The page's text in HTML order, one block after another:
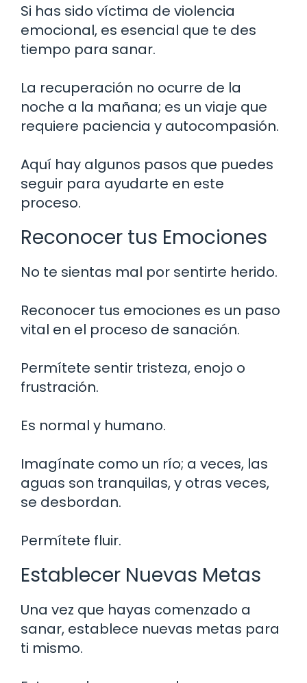
Si has sido víctima de violencia
emocional, es esencial que te des
tiempo para sanar.
La recuperación no ocurre de la
noche a la mañana; es un viaje que
requiere paciencia y autocompasión.
Aquí hay algunos pasos que puedes
seguir para ayudarte en este
proceso.
Reconocer tus Emociones
No te sientas mal por sentirte herido.
Reconocer tus emociones es un paso
vital en el proceso de sanación.
Permítete sentir tristeza, enojo o
frustración.
Es normal y humano.
Imagínate como un río; a veces, las
aguas son tranquilas, y otras veces,
se desbordan.
Permítete fluir.
Establecer Nuevas Metas
Una vez que hayas comenzado a
sanar, establece nuevas metas para
ti mismo.